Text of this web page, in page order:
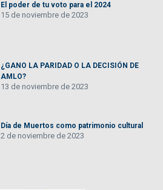
El poder de tu voto para el 2024
15 de noviembre de 2023
¿GANO LA PARIDAD O LA DECISIÓN DE
AMLO?
13 de noviembre de 2023
Día de Muertos como patrimonio cultural
2 de noviembre de 2023